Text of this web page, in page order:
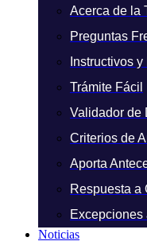
Acerca de la
Preguntas
Instructivos
Trámite Fácil
Validador de
Criterios de
Aporta
Respuesta a
Excepciones
Noticias